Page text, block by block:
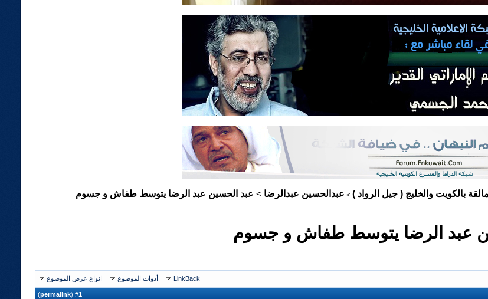
بالكويت والخليج ( جيل الرواد ) > عبدالحسين عبدالرضا > عبد الحسين عبد الرضا يتوسط طفاش و جسوم
عبد الرضا يتوسط طفاش و جسوم
LinkBack أدوات الموضوع انواع عرض الموضوع
1
(
permalink
)